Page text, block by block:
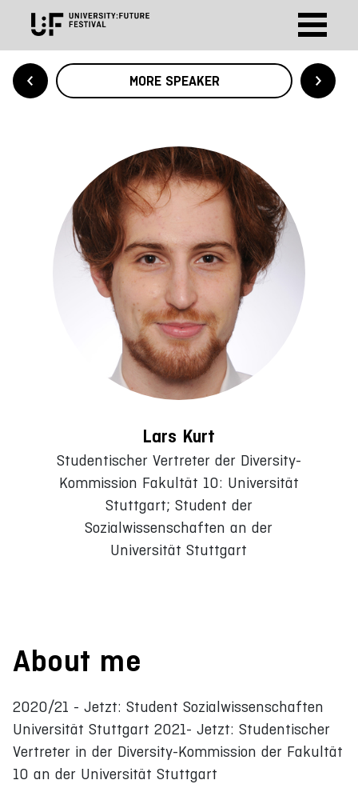
MORE SPEAKER
Lars Kurt
Studentischer Vertreter der Diversity-
Kommission Fakultät 10: Universität
Stuttgart; Student der
Sozialwissenschaften an der
Universität Stuttgart
About me
2020/21 - Jetzt: Student Sozialwissenschaften
Universität Stuttgart 2021- Jetzt: Studentischer
Vertreter in der Diversity-Kommission der Fakultät
10 an der Universität Stuttgart